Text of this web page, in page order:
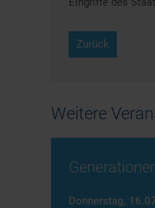
Zurück
Weitere
Donnerstag,